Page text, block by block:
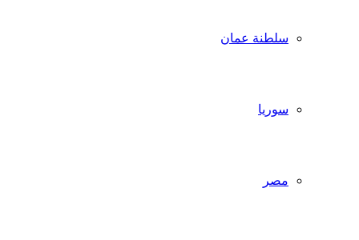
سلطنة عمان
سوريا
مصر